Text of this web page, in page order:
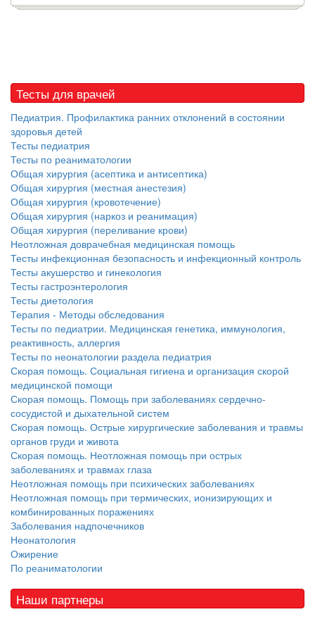
Тесты для врачей
Педиатрия. Профилактика ранних отклонений в состоянии
здоровья детей
Тесты педиатрия
Тесты по реаниматологии
Общая хирургия (асептика и антисептика)
Общая хирургия (местная анестезия)
Общая хирургия (кровотечение)
Общая хирургия (наркоз и реанимация)
Общая хирургия (переливание крови)
Неотложная доврачебная медицинская помощь
Тесты инфекционная безопасность и инфекционный контроль
Тесты акушерство и гинекология
Тесты гастроэнтерология
Тесты диетология
Терапия - Методы обследования
Тесты по педиатрии. Медицинская генетика, иммунология,
реактивность, аллергия
Тесты по неонатологии раздела педиатрия
Скорая помощь. Социальная гигиена и организация скорой
медицинской помощи
Скорая помощь. Помощь при заболеваниях сердечно-
сосудистой и дыхательной систем
Скорая помощь. Острые хирургические заболевания и травмы
органов груди и живота
Скорая помощь. Неотложная помощь при острых
заболеваниях и травмах глаза
Неотложная помощь при психических заболеваниях
Неотложная помощь при термических, ионизирующих и
комбинированных поражениях
Заболевания надпочечников
Неонатология
Ожирение
По реаниматологии
Наши партнеры